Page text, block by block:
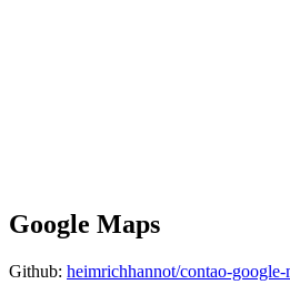
Google Maps
Github: heimrichhannot/contao-google-